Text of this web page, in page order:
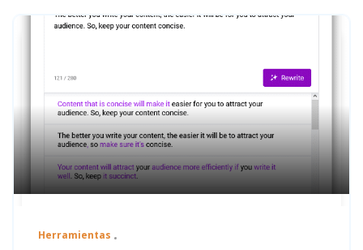
Herramientas